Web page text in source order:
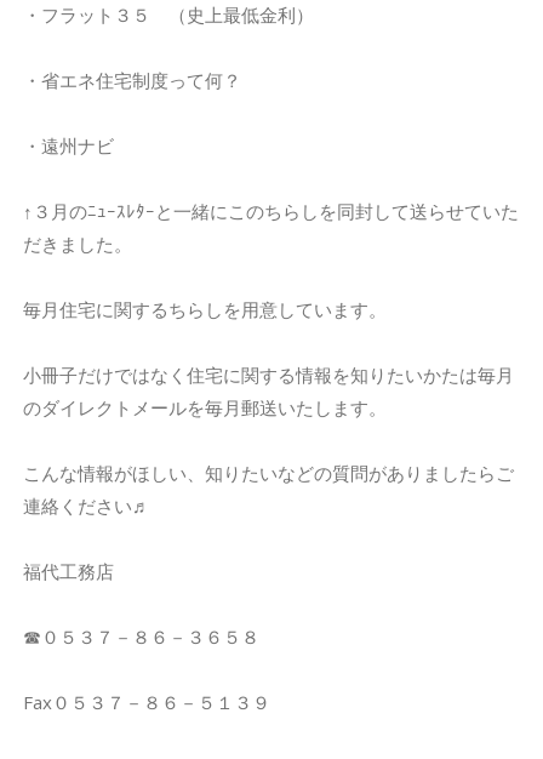
・フラット３５ （史上最低金利）
・省エネ住宅制度って何？
・遠州ナビ
↑３月のﾆｭｰｽﾚﾀｰと一緒にこのちらしを同封して送らせていた
だきました。
毎月住宅に関するちらしを用意しています。
小冊子だけではなく住宅に関する情報を知りたいかたは毎月
のダイレクトメールを毎月郵送いたします。
こんな情報がほしい、知りたいなどの質問がありましたらご
連絡ください♬
福代工務店
☎０５３７－８６－３６５８
Fax０５３７－８６－５１３９